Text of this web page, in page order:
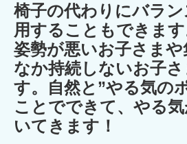
椅子の代わりにバラ
用することもできます
姿勢が悪いお子さま
なか持続しないお子
す。自然と”やる気の
ことでできて、やる
いてきます！